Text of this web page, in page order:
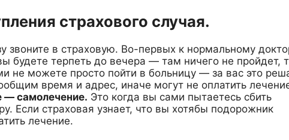
страхового случая.
звоните в страховую. Во-первых к нормальному
будете терпеть до вечера — там ничего не пройдет,
не можете просто пойти в больницу — за вас это
время и адрес, иначе могут не оплатить
— самолечение. Это когда вы сами пытаетесь сбить
Если страховая узнает, что вы хотябы подорожник
лечение.